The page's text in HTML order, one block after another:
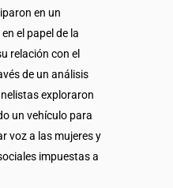
en un
el papel de la
relación con el
de un análisis
exploraron
un vehículo para
voz a las mujeres y
impuestas a